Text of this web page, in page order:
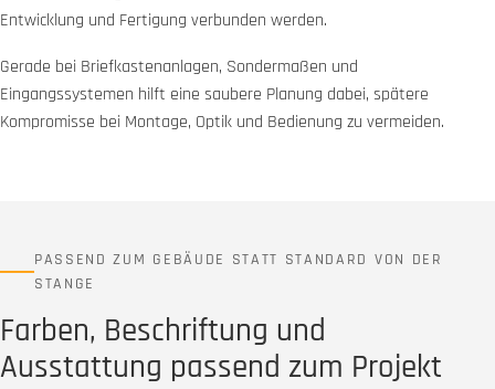
Entwicklung und Fertigung verbunden werden.
Gerade bei Briefkastenanlagen, Sondermaßen und
Eingangssystemen hilft eine saubere Planung dabei, spätere
Kompromisse bei Montage, Optik und Bedienung zu vermeiden.
PASSEND ZUM GEBÄUDE STATT STANDARD VON DER
STANGE
Farben, Beschriftung und
Ausstattung passend zum Projekt